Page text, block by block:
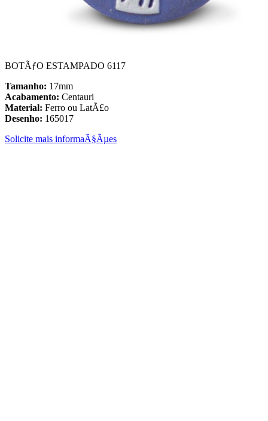
BOTÃƒO ESTAMPADO 6117
Tamanho: 17mm
Acabamento: Centauri
Material: Ferro ou LatÃ£o
Desenho: 165017
Solicite mais informaÃ§Ãµes